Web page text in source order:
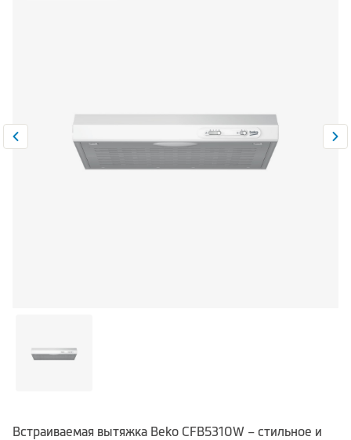
Встраиваемая вытяжка Beko CFB5310W – стильное и